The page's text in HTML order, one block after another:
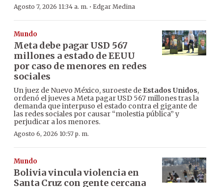
Agosto 7, 2026 11:34 a. m. · Edgar Medina
Mundo
Meta debe pagar USD 567
millones a estado de EEUU
por caso de menores en redes
sociales
Un juez de Nuevo México, suroeste de Estados Unidos,
ordenó el jueves a Meta pagar USD 567 millones tras la
demanda que interpuso el estado contra el gigante de
las redes sociales por causar “molestia pública” y
perjudicar a los menores.
Agosto 6, 2026 10:57 p. m.
Mundo
Bolivia vincula violencia en
Santa Cruz con gente cercana